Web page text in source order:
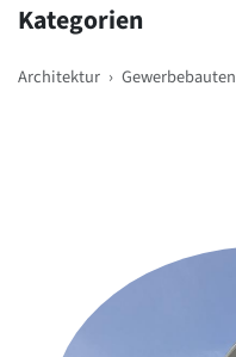
Kategorien
Architektur › Gewerbebauten